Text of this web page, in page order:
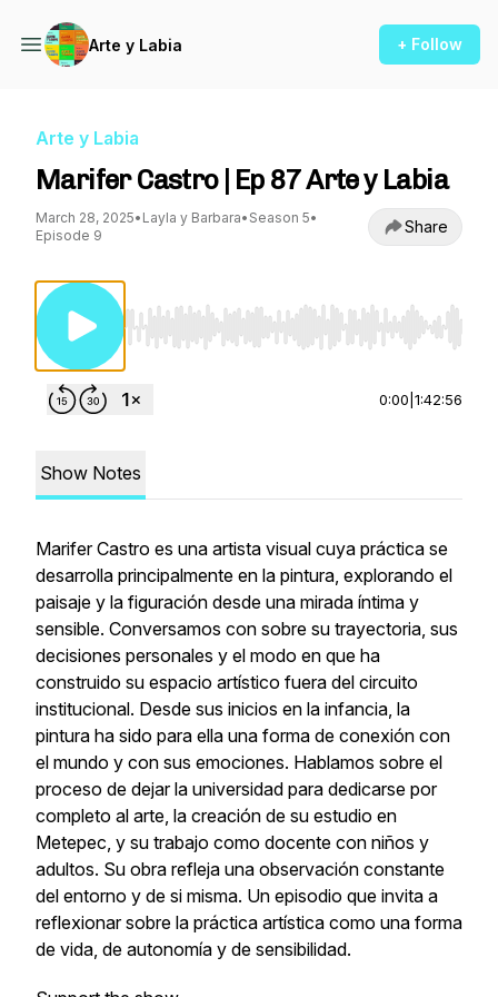
Arte y Labia + Follow
Arte y Labia
Marifer Castro | Ep 87 Arte y Labia
March 28, 2025• Layla y Barbara• Season 5•
Episode 9
Share
Use Left/Right to seek, Home/End to jump
0:00 1:42:56
Show Notes
Marifer Castro es una artista visual cuya práctica se
desarrolla principalmente en la pintura, explorando el
paisaje y la figuración desde una mirada íntima y
sensible. Conversamos con sobre su trayectoria, sus
decisiones personales y el modo en que ha
construido su espacio artístico fuera del circuito
institucional. Desde sus inicios en la infancia, la
pintura ha sido para ella una forma de conexión con
el mundo y con sus emociones. Hablamos sobre el
proceso de dejar la universidad para dedicarse por
completo al arte, la creación de su estudio en
Metepec, y su trabajo como docente con niños y
adultos. Su obra refleja una observación constante
del entorno y de si misma. Un episodio que invita a
reflexionar sobre la práctica artística como una forma
de vida, de autonomía y de sensibilidad.